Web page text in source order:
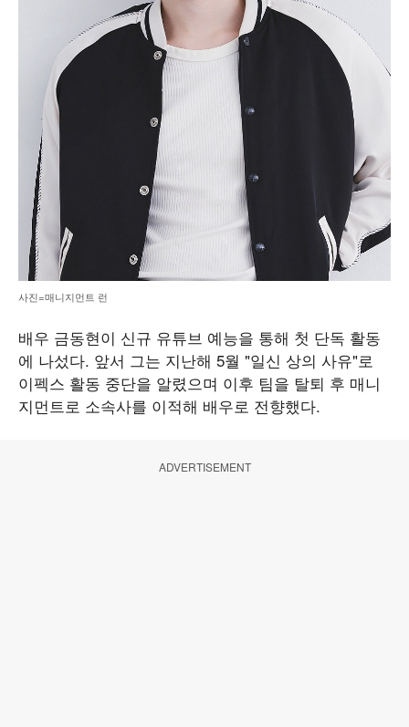
사진=매니지먼트 런
배우 금동현이 신규 유튜브 예능을 통해 첫 단독 활동
에 나섰다. 앞서 그는 지난해 5월 "일신 상의 사유"로
이펙스 활동 중단을 알렸으며 이후 팀을 탈퇴 후 매니
지먼트로 소속사를 이적해 배우로 전향했다.
ADVERTISEMENT